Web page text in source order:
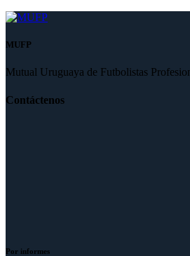
MUFP
Mutual Uruguaya de Futbolistas
Contáctenos
Por informes